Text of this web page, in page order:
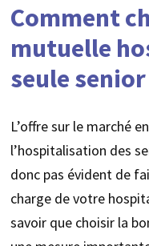
Comment
mutuelle
seule senior
L’offre sur le marché
l’hospitalisation des
donc pas évident de
charge de votre
savoir que choisir la